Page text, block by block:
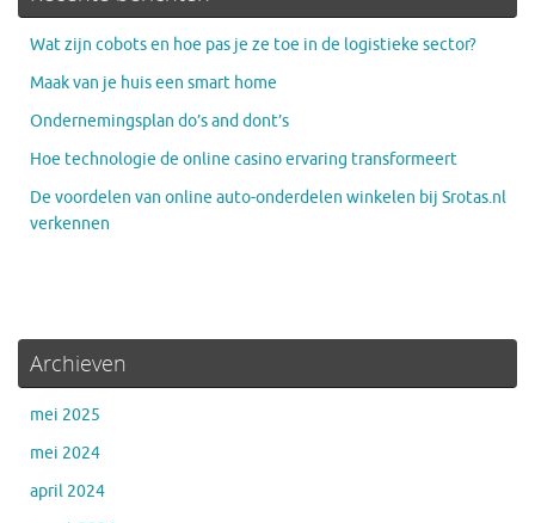
Wat zijn cobots en hoe pas je ze toe in de logistieke sector?
Maak van je huis een smart home
Ondernemingsplan do’s and dont’s
Hoe technologie de online casino ervaring transformeert
De voordelen van online auto-onderdelen winkelen bij Srotas.nl
verkennen
Archieven
mei 2025
mei 2024
april 2024